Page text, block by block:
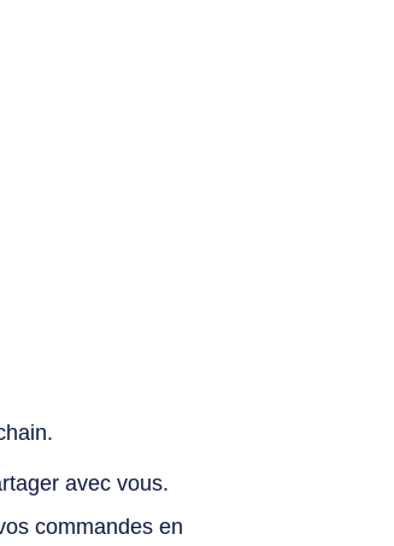
avec vous.
commandes en